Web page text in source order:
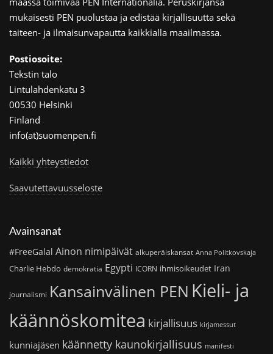
mukaisesti PEN puolustaa ja edistää kirjallisuutta sekä
taiteen- ja ilmaisunvapautta kaikkialla maailmassa.
Postiosoite:
Tekstin talo
Lintulahdenkatu 3
00530 Helsinki
Finland
info(at)suomenpen.fi
Kaikki yhteystiedot
Saavutettavuusseloste
Avainsanat
#FreeGalal Ainon nimipäivät alkuperäiskansat Anna Politkovskaja
Charlie Hebdo demokratia Egypti ICORN ihmisoikeudet Iran
journalismi Kansainvälinen PEN Kieli- ja
käännöskomitea kirjallisuus kirjamessut
kunniajäsen käännetty kaunokirjallisuus manifesti